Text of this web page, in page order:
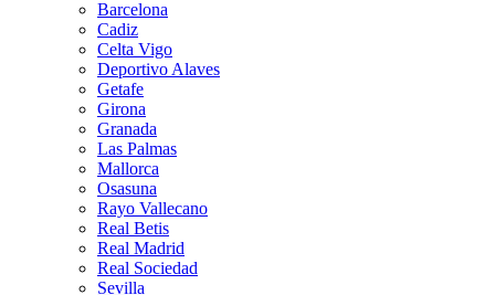
Barcelona
Cadiz
Celta Vigo
Deportivo Alaves
Getafe
Girona
Granada
Las Palmas
Mallorca
Osasuna
Rayo Vallecano
Real Betis
Real Madrid
Real Sociedad
Sevilla